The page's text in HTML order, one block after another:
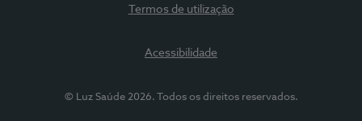
Termos de utilização
Acessibilidade
© Luz Saúde 2026. Todos os direitos reservados.